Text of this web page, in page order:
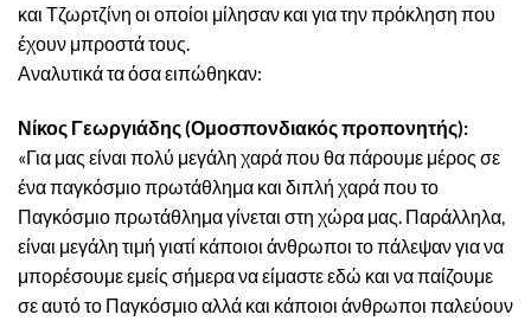
και Τζωρτζίνη οι οποίοι μίλησαν και για την πρόκληση που
έχουν μπροστά τους.
Αναλυτικά τα όσα ειπώθηκαν:
Νίκος Γεωργιάδης (Ομοσπονδιακός προπονητής):
«Για μας είναι πολύ μεγάλη χαρά που θα πάρουμε μέρος σε
ένα παγκόσμιο πρωτάθλημα και διπλή χαρά που το
Παγκόσμιο πρωτάθλημα γίνεται στη χώρα μας. Παράλληλα,
είναι μεγάλη τιμή γιατί κάποιοι άνθρωποι το πάλεψαν για να
μπορέσουμε εμείς σήμερα να είμαστε εδώ και να παίζουμε
σε αυτό το Παγκόσμιο αλλά και κάποιοι άνθρωποι παλεύουν